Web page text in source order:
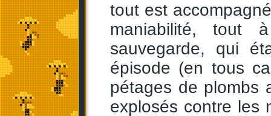
tout est
maniabilité, tout
sauvegarde, qui
épisode (en tous
pétages de plombs
explosés contre les